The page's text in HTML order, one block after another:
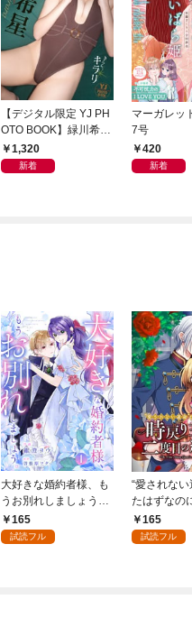
【デジタル限定 YJ PH
OTO BOOK】緑川希星
写真集「きらら、キラ
リ」
1,320
新着
マーガレッ
7号
420
新着
大好きな婚約者様、も
うお別れしましょう。
１165
試読フル
“愛されない
たはずなの
王妃の二度
１
165
試読フル